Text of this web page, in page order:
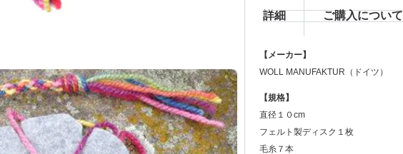
詳細 ご購入について
【メーカー】
WOLL MANUFAKTUR（ドイツ）
【規格】
直径１０cm
フェルト製ディスク１枚
毛糸７本